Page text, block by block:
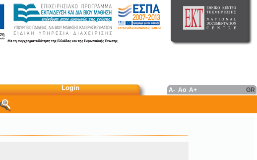
Login A- Ao A+ GR